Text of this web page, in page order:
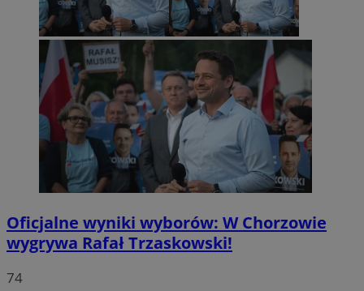
Oficjalne wyniki wyborów: W Chorzowie
wygrywa Rafał Trzaskowski!
74